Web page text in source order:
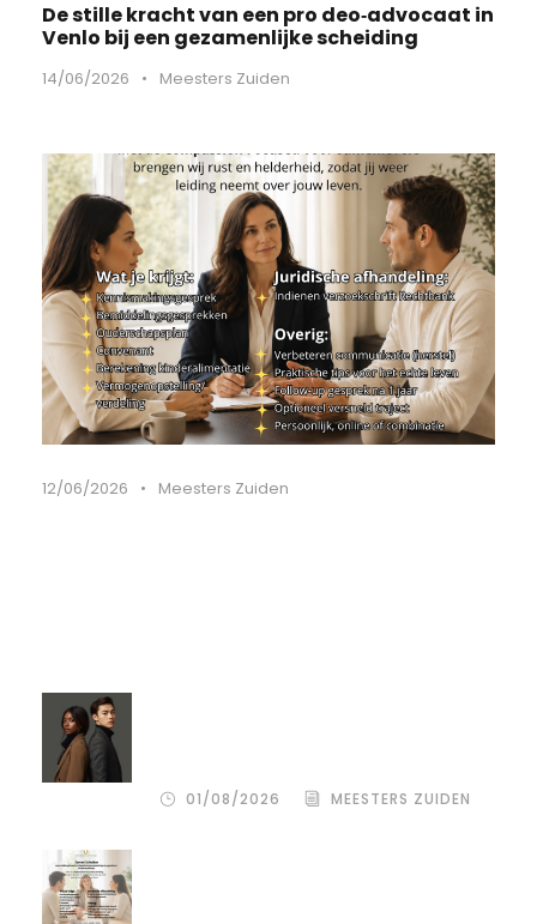
De stille kracht van een pro deo‑advocaat in
Venlo bij een gezamenlijke scheiding
14/06/2026 • Meesters Zuiden
12/06/2026 • Meesters Zuiden
01/08/2026 MEESTERS ZUIDEN